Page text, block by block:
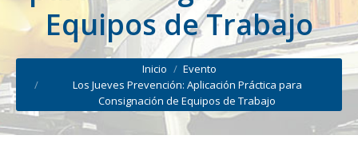
Equipos de Trabajo
You are here:
Inicio
Evento
Los Jueves Prevención: Aplicación Práctica para
Consignación de Equipos de Trabajo